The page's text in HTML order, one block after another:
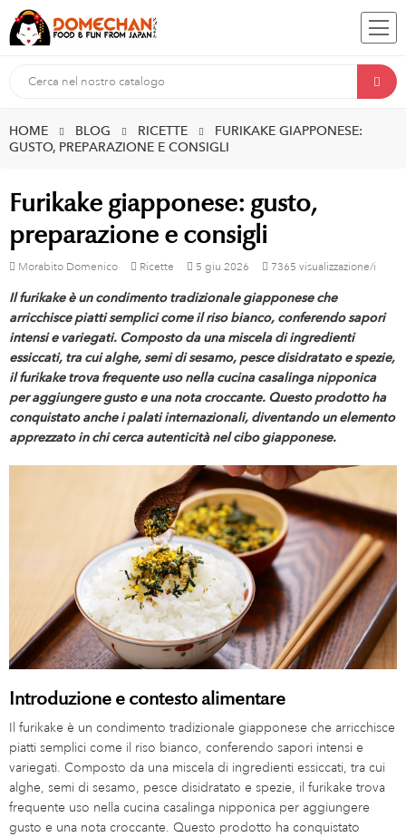
HOME BLOG RICETTE
FURIKAKE GIAPPONESE:
GUSTO, PREPARAZIONE E CONSIGLI
Furikake giapponese: gusto,
preparazione e consigli
Morabito Domenico Ricette 5 giu 2026 7365 visualizzazione/i
Il furikake è un condimento tradizionale giapponese che
arricchisce piatti semplici come il riso bianco, conferendo sapori
intensi e variegati. Composto da una miscela di ingredienti
essiccati, tra cui alghe, semi di sesamo, pesce disidratato e spezie,
il furikake trova frequente uso nella cucina casalinga nipponica
per aggiungere gusto e una nota croccante. Questo prodotto ha
conquistato anche i palati internazionali, diventando un elemento
apprezzato in chi cerca autenticità nel cibo giapponese.
Introduzione e contesto alimentare
Il furikake è un condimento tradizionale giapponese che arricchisce
piatti semplici come il riso bianco, conferendo sapori intensi e
variegati. Composto da una miscela di ingredienti essiccati, tra cui
alghe, semi di sesamo, pesce disidratato e spezie, il furikake trova
frequente uso nella cucina casalinga nipponica per aggiungere
gusto e una nota croccante. Questo prodotto ha conquistato